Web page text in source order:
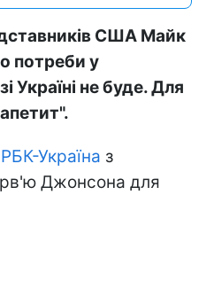
США Майк
потреби у
Україні не буде. Для
РБК-Україна з
Джонсона для